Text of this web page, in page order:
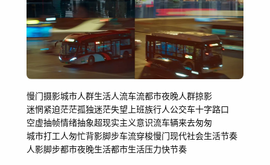
慢门摄影城市人群生活人流车流都市夜晚人群掠影
迷惘紧迫茫茫孤独迷茫失望 上班族行人公交车十字路口
空虚抽帧情绪抽象超现实主义意识流车辆来去匆匆
城市打工人匆忙背影脚步车流穿梭慢门现代社会生活节奏
人影脚步都市夜晚生活都市生活压力快节奏